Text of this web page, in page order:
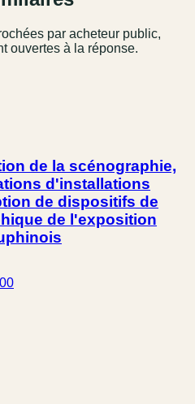
par acheteur public,
ouvertes à la réponse.
de la scénographie,
d'installations
de dispositifs de
de l'exposition